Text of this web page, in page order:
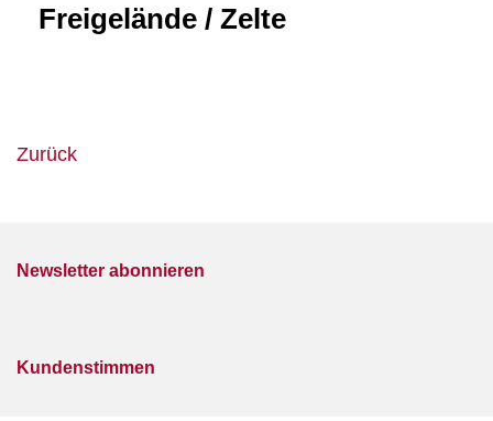
Freigelände / Zelte
Zurück
Newsletter abonnieren
Kundenstimmen